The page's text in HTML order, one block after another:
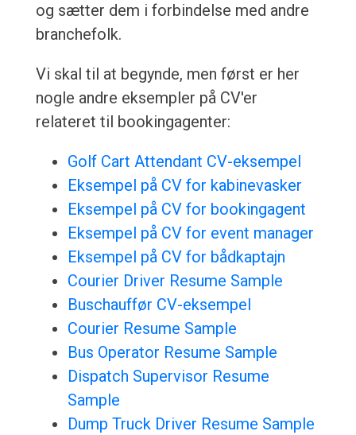
og sætter dem i forbindelse med andre
branchefolk.
Vi skal til at begynde, men først er her
nogle andre eksempler på CV'er
relateret til bookingagenter:
Golf Cart Attendant CV-eksempel
Eksempel på CV for kabinevasker
Eksempel på CV for bookingagent
Eksempel på CV for event manager
Eksempel på CV for bådkaptajn
Courier Driver Resume Sample
Buschauffør CV-eksempel
Courier Resume Sample
Bus Operator Resume Sample
Dispatch Supervisor Resume
Sample
Dump Truck Driver Resume Sample